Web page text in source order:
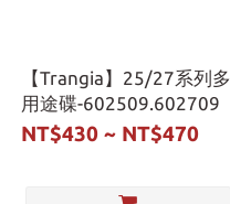
【Trangia】25/27系列多
用途碟-602509.602709
NT$430 ~ NT$470